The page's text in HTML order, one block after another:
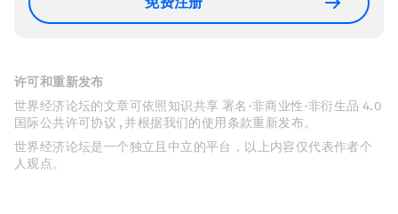
许可和重新发布
世界经济论坛的文章可依照知识共享 署名-非商业性-非衍生品 4.0
国际公共许可协议 , 并根据我们的使用条款重新发布。
世界经济论坛是一个独立且中立的平台，以上内容仅代表作者个
人观点。